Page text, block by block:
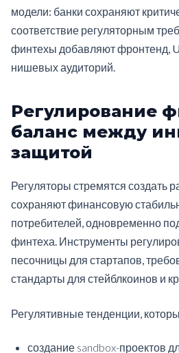
модели: банки сохраняют
соответствие регуляторным
финтехы добавляют фронтенд,
нишевых аудиторий.
Регулирование
баланс между
защитой
Регуляторы стремятся создать
сохраняют финансовую
потребителей, одновременно
финтеха. Инструменты
песочницы для стартапов,
стандарты для стейблкоинов и
Регулятивные тенденции,
создание sandbox-проектов